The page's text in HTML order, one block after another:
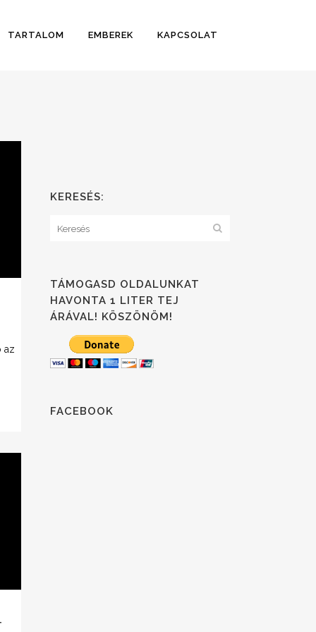
TARTALOM EMBEREK KAPCSOLAT
az
KERESÉS:
TÁMOGASD OLDALUNKAT
HAVONTA 1 LITER TEJ
ÁRÁVAL! KÖSZÖNÖM!
FACEBOOK